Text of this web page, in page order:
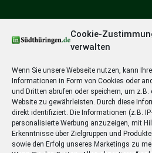
Cookie-
verwalten
Wenn Sie unsere Webseite nutzen, kann
Informationen in Form von Cookies oder
und Dritten abrufen oder speichern, um
Website zu gewährleisten. Durch diese
direkt identifiziert. Die Informationen (z.B.
personalisierte Werbung anzuzeigen, mit
Erkenntnisse über Zielgruppen und
sowie den Erfolg unseres Marketings zu